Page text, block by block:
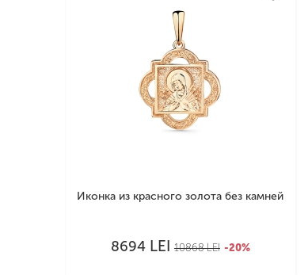
Иконка из красного золота без камней
8694 LEI 10868LEI -20%